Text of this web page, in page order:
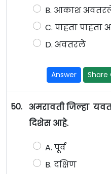
B. आकाश
C. पाहता पाहता
D. अवतरले
Answer Share
50. अमरावती जिल्हा
दिशेस आहे.
A. पूर्व
B. दक्षिण